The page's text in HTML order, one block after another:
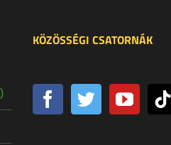
KÖZÖSSÉGI CSATORNÁK